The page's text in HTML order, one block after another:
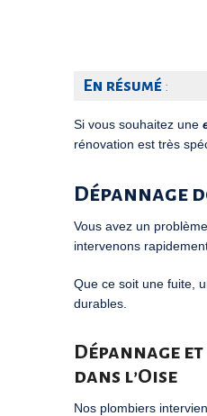
En résumé :
Si vous souhaitez une
rénovation est très
Dépannage
Vous avez un
intervenons
Que ce soit une fuite,
durables.
Dépannage
dans l’Oise
Nos plombiers